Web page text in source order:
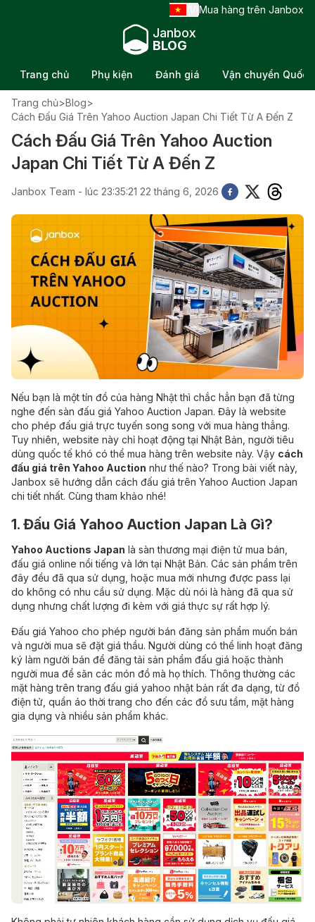
Mua hàng trên Janbox
Janbox
BLOG
Trang chủ Phụ kiện Đánh giá Vận chuyển Quốc
Trang chủ>Blog>
Cách Đấu Giá Trên Yahoo Auction Japan Chi Tiết Từ A Đến Z
Cách Đấu Giá Trên Yahoo Auction
Japan Chi Tiết Từ A Đến Z
Janbox Team - lúc 23:35:21 22 tháng 6, 2026
Nếu bạn là một tín đồ của hàng Nhật thì chắc hẳn bạn đã từng
nghe đến sàn đấu giá Yahoo Auction Japan. Đây là website
cho phép đấu giá trực tuyến song song với mua hàng thẳng.
Tuy nhiên, website này chỉ hoạt động tại Nhật Bản, người tiêu
dùng quốc tế khó có thể mua hàng trên website này. Vậy cách
đấu giá trên Yahoo Auction như thế nào? Trong bài viết này,
Janbox sẽ hướng dẫn cách đấu giá trên Yahoo Auction Japan
chi tiết nhất. Cùng tham khảo nhé!
1. Đấu Giá Yahoo Auction Japan Là Gì?
Yahoo Auctions Japan là sàn thương mại điện tử mua bán,
đấu giá online nổi tiếng và lớn tại Nhật Bản. Các sản phẩm trên
đây đều đã qua sử dụng, hoặc mua mới nhưng được pass lại
do không có nhu cầu sử dụng. Mặc dù nói là hàng đã qua sử
dụng nhưng chất lượng đi kèm với giá thực sự rất hợp lý.
Đấu giá Yahoo cho phép người bán đăng sản phẩm muốn bán
và người mua sẽ đặt giá thầu. Người dùng có thể linh hoạt đăng
ký làm người bán để đăng tải sản phẩm đấu giá hoặc thành
người mua để săn các món đồ mà họ thích. Thông thường các
mặt hàng trên trang đấu giá yahoo nhật bản rất đa dạng, từ đồ
điện tử, quần áo thời trang cho đến các đồ sưu tầm, mặt hàng
gia dụng và nhiều sản phẩm khác.